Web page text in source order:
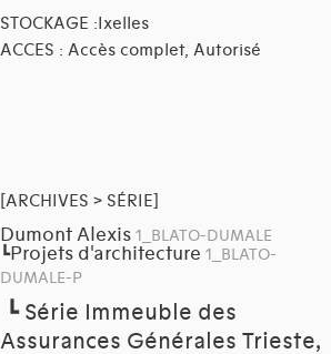
STOCKAGE :Ixelles
ACCES : Accès complet, Autorisé
[ARCHIVES > SÉRIE]
Dumont Alexis 1_BLATO-DUMALE
┗Projets d'architecture 1_BLATO-
DUMALE-P
┗ Série Immeuble des
Assurances Générales Trieste,